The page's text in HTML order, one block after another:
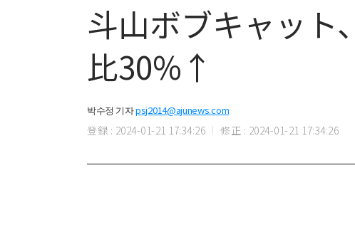
斗山ボブキャッ
比30%↑
박수정 기자psj2014@ajunews.com
登録 : 2024-01-21 17:34:26 修正 : 2024-01-21 17:34:26